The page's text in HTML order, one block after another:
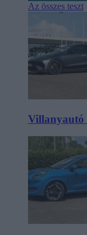
Az összes teszt
Villanyautó